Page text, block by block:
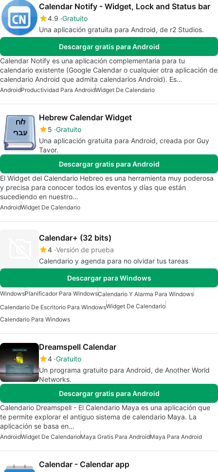
Calendar Notify - Widget, Lock and Status bar
4.9 Gratuito
Una aplicación gratuita para Android, de r2 Studios.
Descargar gratis para Android
Calendar Notify es una aplicación complementaria para tu
calendario existente (Google Calendar o cualquier otra aplicación de
calendario Android que admita calendarios Android). Es…
AndroidProductividad Para AndroidWidget De Calendario
Hebrew Calendar Widget
5 Gratuito
Una aplicación gratuita para Android, creada por Guy
Tavor.
Descargar gratis para Android
El Widget del Calendario Hebreo es una herramienta muy poderosa
y precisa para conocer todos los eventos y días que están
sucediendo en nuestro…
AndroidWidget De Calendario
Calendar+ (32 bits)
4 Versión de prueba
Calendario y agenda para no olvidar tus tareas
Descargar para Windows
WindowsPlanificador Para WindowsCalendario Y Alarma Para Windows
Calendario De Escritorio Para WindowsWidget De Calendario
Calendario Para Windows
Dreamspell Calendar
4 Gratuito
Un programa gratuito para Android, de Another World
Networks.
Descargar gratis para Android
Calendario Dreamspell - El Calendario Maya es una aplicación que
te permite explorar el antiguo sistema de calendario Maya. La
aplicación se basa en…
AndroidWidget De CalendarioMaya Gratis Para AndroidMaya Para Android
Calendar - Calendar app